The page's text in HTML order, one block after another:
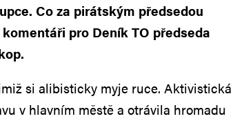
Co za pirátským předsedou
pro Deník TO předseda
si alibisticky myje ruce. Aktivistická
v hlavním městě a otrávila hromadu